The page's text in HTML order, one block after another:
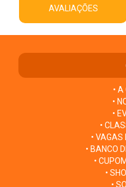
AVALIAÇÕES
• A
•
•
•
• VAGAS
• BANCO
•
•
•